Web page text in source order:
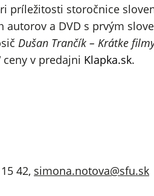
príležitosti storočnice
autorov a DVD s prvým
Dušan Trančík – Krátke
ceny v predajni Klapka.sk.
42, simona.notova@sfu.sk